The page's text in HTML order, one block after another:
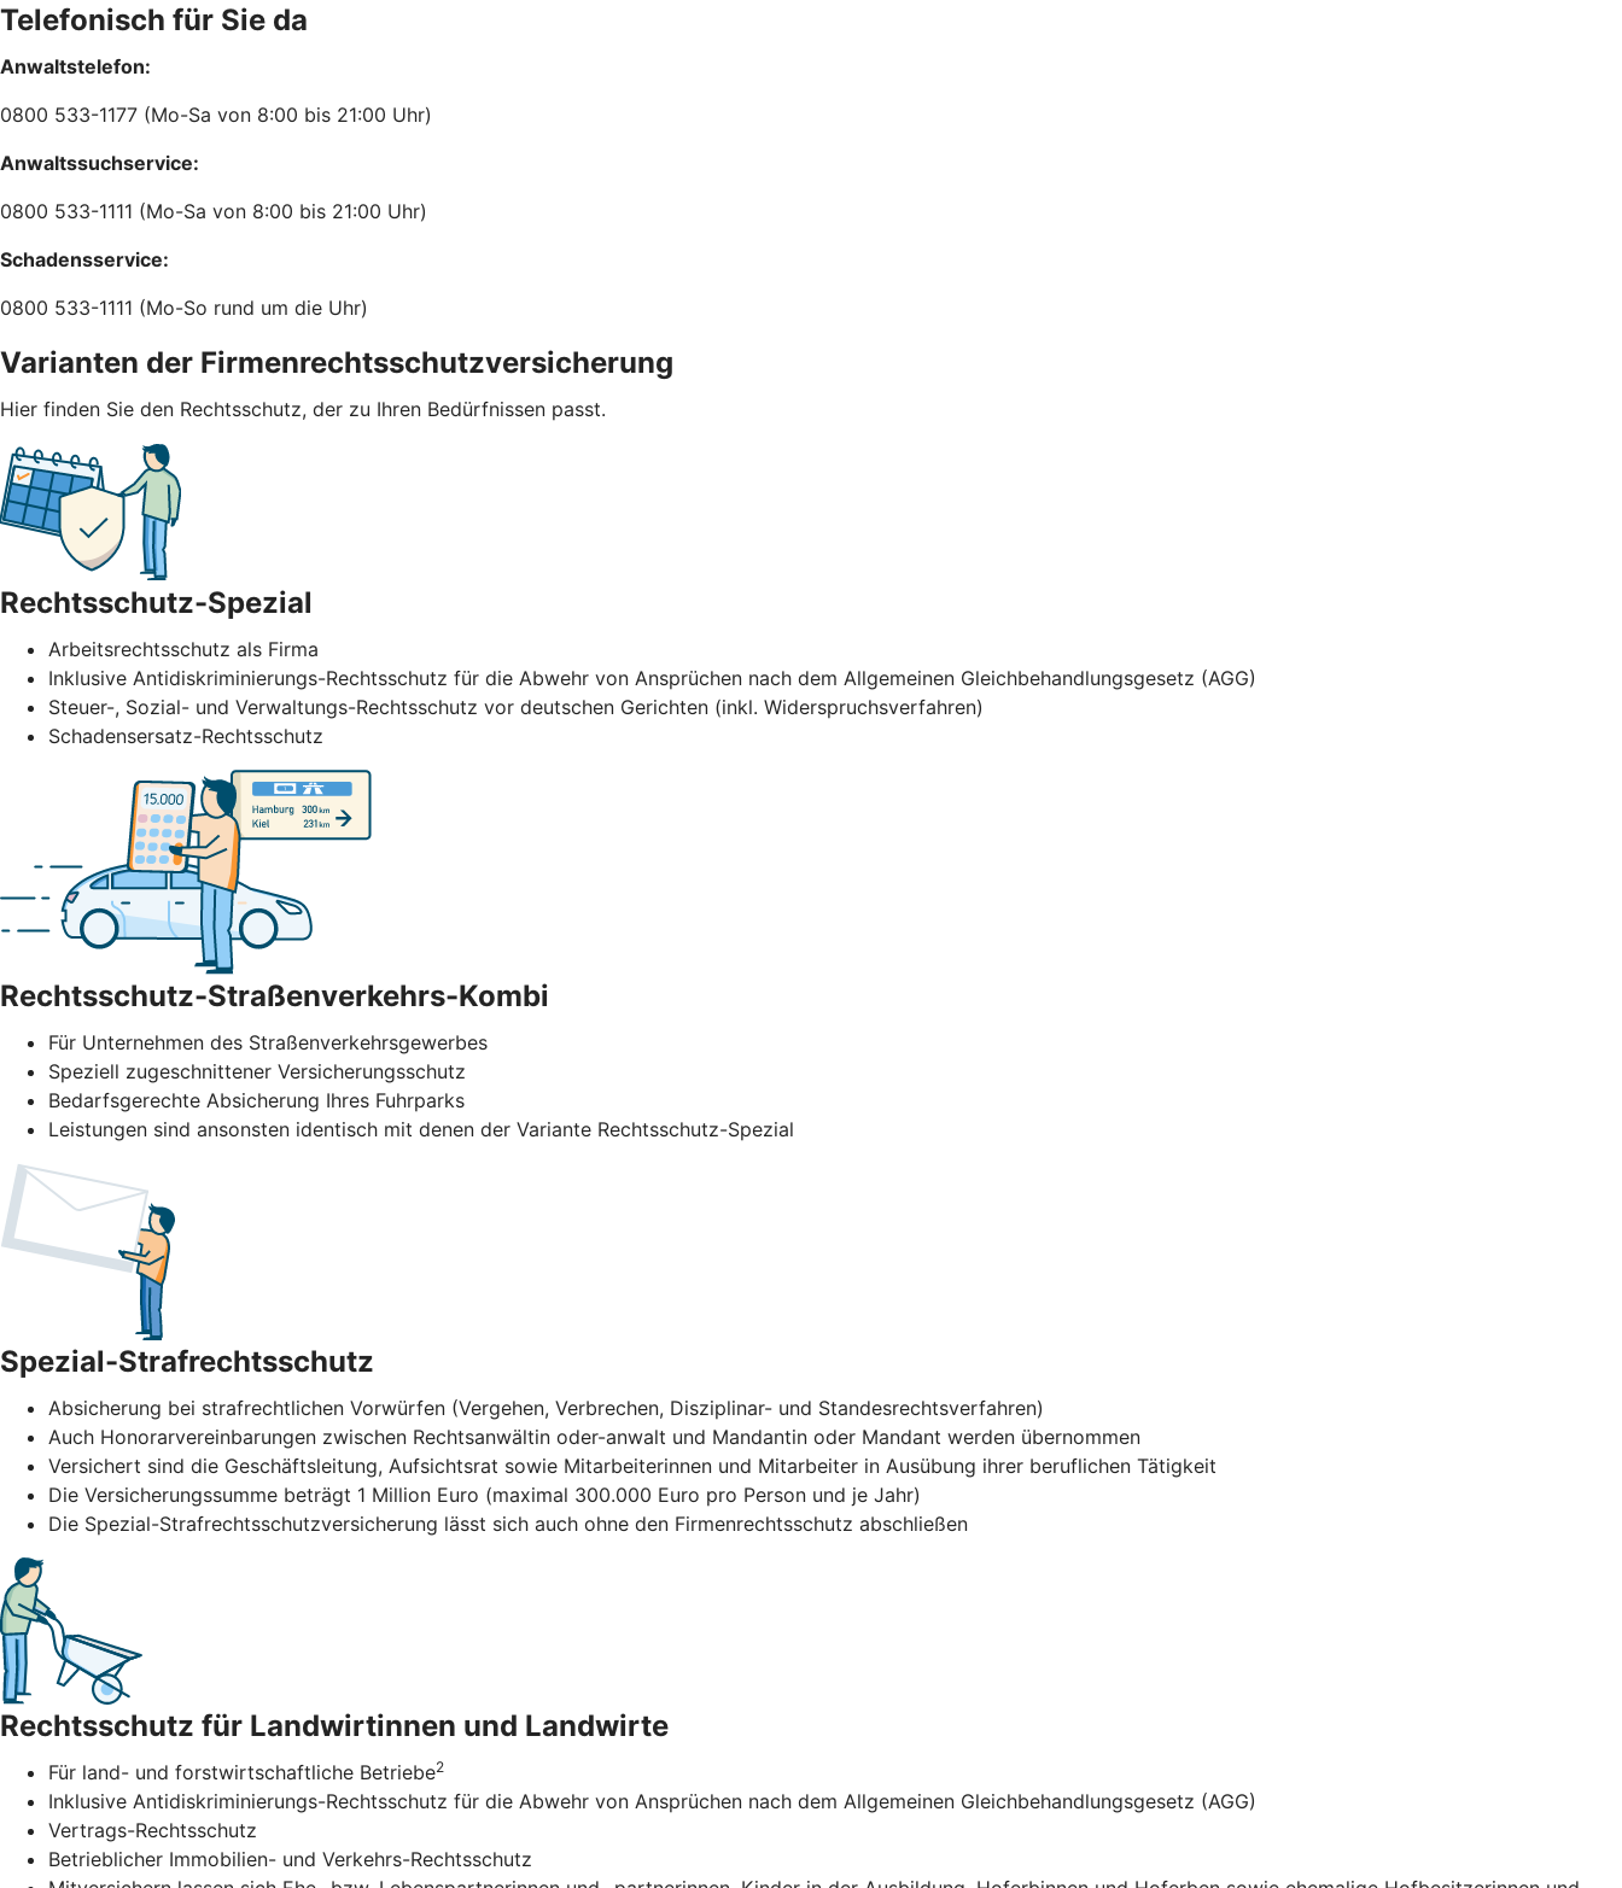
Telefonisch für Sie da
Anwaltstelefon:
0800 533-1177 (Mo-Sa von 8:00 bis 21:00 Uhr)
Anwaltssuchservice:
0800 533-1111 (Mo-Sa von 8:00 bis 21:00 Uhr)
Schadensservice:
0800 533-1111 (Mo-So rund um die Uhr)
Varianten der Firmenrechtsschutzversicherung
Hier finden Sie den Rechtsschutz, der zu Ihren Bedürfnissen passt.
Rechtsschutz-Spezial
Arbeitsrechtsschutz als Firma
Inklusive Antidiskriminierungs-Rechtsschutz für die Abwehr von Ansprüchen nach dem Allgemeinen Gleichbehandlungsgesetz (AGG)
Steuer-, Sozial- und Verwaltungs-Rechtsschutz vor deutschen Gerichten (inkl. Widerspruchsverfahren)
Schadensersatz-Rechtsschutz
Rechtsschutz-Straßenverkehrs-Kombi
Für Unternehmen des Straßenverkehrs­gewerbes
Speziell zugeschnittener Versicherungsschutz
Bedarfsgerechte Absicherung Ihres Fuhrparks
Leistungen sind ansonsten identisch mit denen der Variante Rechtsschutz-Spezial
Spezial-Strafrechtsschutz
Absicherung bei strafrechtlichen Vorwürfen (Vergehen, Verbrechen, Disziplinar- und Standesrechtsverfahren)
Auch Honorarvereinbarungen zwischen Rechtsanwältin oder-anwalt und Mandantin oder Mandant werden übernommen
Versichert sind die Geschäftsleitung, Aufsichtsrat sowie Mitarbeiterinnen und Mitarbeiter in Ausübung ihrer beruflichen Tätigkeit
Die Versicherungssumme beträgt 1 Million Euro (maximal 300.000 Euro pro Person und je Jahr)
Die Spezial-Strafrechtsschutzversicherung lässt sich auch ohne den Firmenrechtsschutz abschließen
Rechtsschutz für Landwirtinnen und Landwirte
Für land- und forstwirtschaftliche Betriebe2
Inklusive Antidiskriminierungs-Rechtsschutz für die Abwehr von Ansprüchen nach dem Allgemeinen Gleichbehandlungsgesetz (AGG)
Vertrags-Rechtsschutz
Betrieblicher Immobilien- und Verkehrs-Rechtsschutz